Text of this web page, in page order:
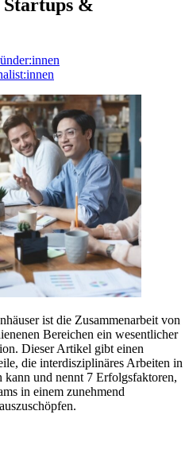
&
ist die Zusammenarbeit von
Bereichen ein wesentlicher
Dieser Artikel gibt einen
die interdisziplinäres Arbeiten in
und nennt 7 Erfolgsfaktoren,
in einem zunehmend